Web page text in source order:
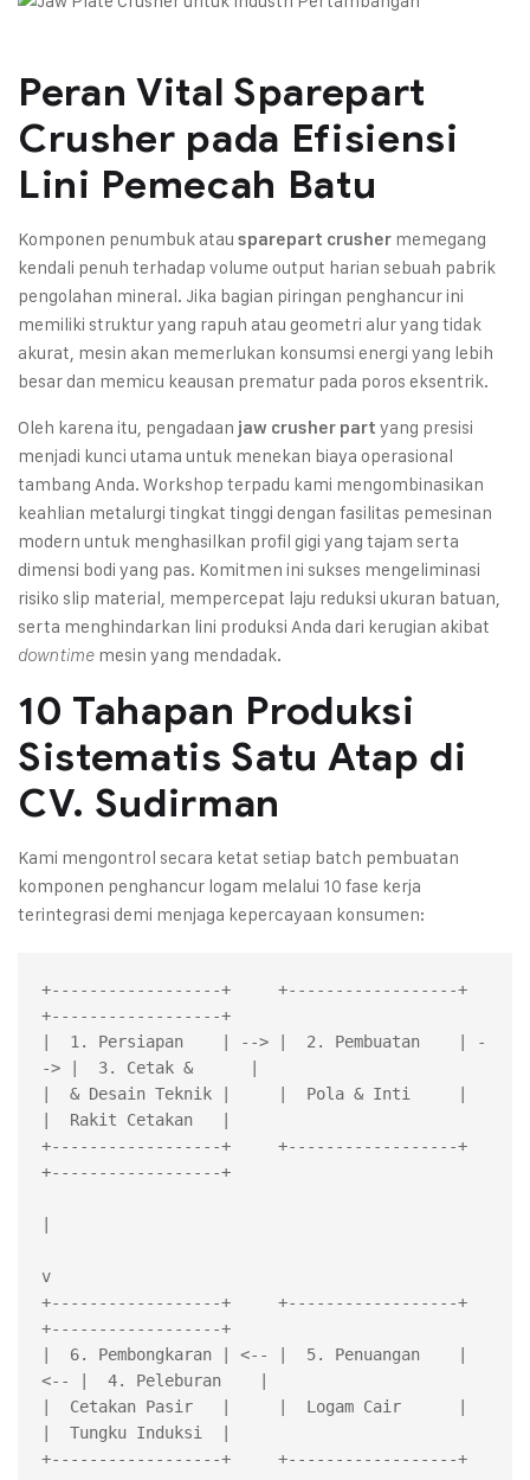
Peran Vital Sparepart
Crusher pada Efisiensi
Lini Pemecah Batu
Komponen penumbuk atau sparepart crusher memegang
kendali penuh terhadap volume output harian sebuah pabrik
pengolahan mineral. Jika bagian piringan penghancur ini
memiliki struktur yang rapuh atau geometri alur yang tidak
akurat, mesin akan memerlukan konsumsi energi yang lebih
besar dan memicu keausan prematur pada poros eksentrik.
Oleh karena itu, pengadaan jaw crusher part yang presisi
menjadi kunci utama untuk menekan biaya operasional
tambang Anda. Workshop terpadu kami mengombinasikan
keahlian metalurgi tingkat tinggi dengan fasilitas pemesinan
modern untuk menghasilkan profil gigi yang tajam serta
dimensi bodi yang pas. Komitmen ini sukses mengeliminasi
risiko slip material, mempercepat laju reduksi ukuran batuan,
serta menghindarkan lini produksi Anda dari kerugian akibat
downtime mesin yang mendadak.
10 Tahapan Produksi
Sistematis Satu Atap di
CV. Sudirman
Kami mengontrol secara ketat setiap batch pembuatan
komponen penghancur logam melalui 10 fase kerja
terintegrasi demi menjaga kepercayaan konsumen:
+------------------+     +------------------+
+------------------+
|  1. Persiapan    | --> |  2. Pembuatan    | -
-> |  3. Cetak &      |
|  & Desain Teknik |     |  Pola & Inti     |
|  Rakit Cetakan   |
+------------------+     +------------------+
+------------------+
v
+------------------+     +------------------+
+------------------+
|  6. Pembongkaran | <-- |  5. Penuangan    |
<-- |  4. Peleburan    |
|  Cetakan Pasir   |     |  Logam Cair      |
|  Tungku Induksi  |
+------------------+     +------------------+